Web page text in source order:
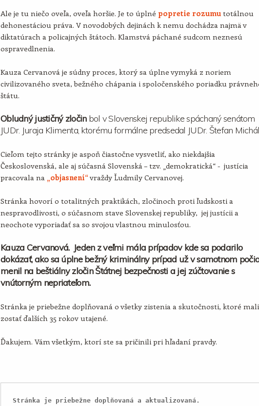
Ale je tu niečo oveľa, oveľa horšie. Je to úplné popretie rozumu totálnou
dehonestáciou práva. V novodobých dejinách k nemu dochádza najmä v
diktatúrach a policajných štátoch. Klamstvá páchané sudcom neznesú
ospravedlnenia.
Kauza Cervanová je súdny proces, ktorý sa úplne vymyká z noriem
civilizovaného sveta, bežného chápania i spoločenského poriadku
štátu.
Obludný justičný zločin bol v Slovenskej republike spáchaný senátom
JUDr. Juraja Klimenta, ktorému formálne predsedal JUDr. Štefan
Cieľom tejto stránky je aspoň čiastočne vysvetliť, ako niekdajšia
Československá, ale aj súčasná Slovenská – tzv. „demokratická“ - justícia
pracovala na „objasnení“vraždy Ľudmily Cervanovej.
Stránka hovorí o totalitných praktikách, zločinoch proti ľudskosti a
nespravodlivosti, o súčasnom stave Slovenskej republiky, jej justícii a
neochote vyporiadať sa so svojou vlastnou minulosťou.
Kauza Cervanová. Jeden z veľmi mála prípadov kde sa podarilo
dokázať, ako sa úplne bežný kriminálny prípad už v samotnom
menil na beštiálny zločin Štátnej bezpečnosti a jej zúčtovanie s
vnútorným nepriateľom.
Stránka je priebežne doplňovaná o všetky zistenia a skutočnosti, ktoré mali
zostať ďalších 35 rokov utajené.
Ďakujem. Vám všetkým, ktorí ste sa pričinili pri hľadaní pravdy.
Stránka je priebežne doplňovaná a aktualizovaná.